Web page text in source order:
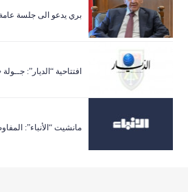
بري يدعو الى جلسة عامة في 11 و12
افتتاحية “الديار”: جــولة
مانشيت “الأنباء”: